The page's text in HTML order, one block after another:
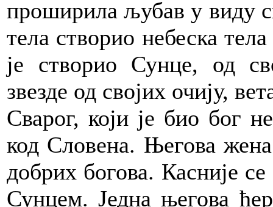
проширила љубав у виду
тела створио небеска
је створио Сунце, од
звезде од својих очију,
Сварог, који је био бог
код Словена. Његова
добрих богова. Касније
Сунцем. Једна његова